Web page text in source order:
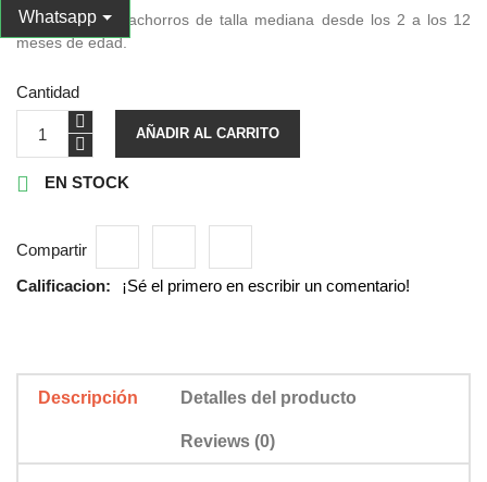
Alimento para cachorros de talla mediana desde los 2 a los 12
meses de edad.
Cantidad
AÑADIR AL CARRITO
 EN STOCK
Compartir
Calificacion:
¡Sé el primero en escribir un comentario!
Descripción Detalles del producto
Reviews (0)
Whatsapp